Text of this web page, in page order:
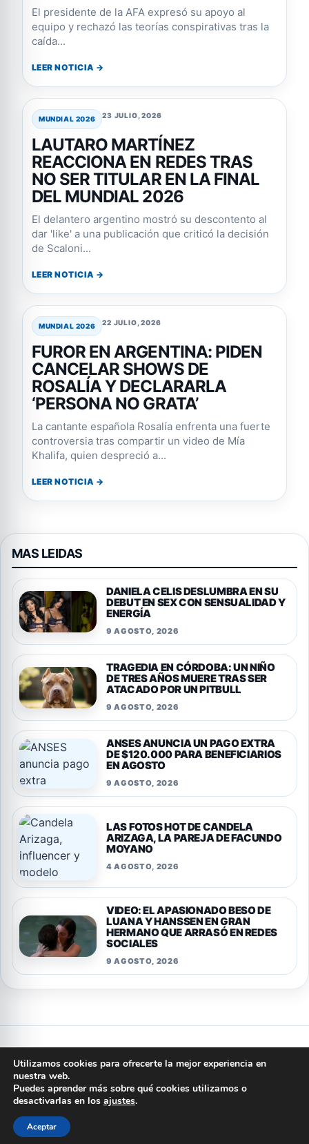
El presidente de la AFA expresó su apoyo al
equipo y rechazó las teorías conspirativas tras la
caída...
LEER NOTICIA →
MUNDIAL 2026 23 JULIO, 2026
LAUTARO MARTÍNEZ
REACCIONA EN REDES TRAS
NO SER TITULAR EN LA FINAL
DEL MUNDIAL 2026
El delantero argentino mostró su descontento al
dar 'like' a una publicación que criticó la decisión
de Scaloni...
LEER NOTICIA →
MUNDIAL 2026 22 JULIO, 2026
FUROR EN ARGENTINA: PIDEN
CANCELAR SHOWS DE
ROSALÍA Y DECLARARLA
‘PERSONA NO GRATA’
La cantante española Rosalía enfrenta una fuerte
controversia tras compartir un video de Mía
Khalifa, quien despreció a...
LEER NOTICIA →
MAS LEIDAS
DANIELA CELIS DESLUMBRA EN SU
DEBUT EN SEX CON SENSUALIDAD Y
ENERGÍA
9 AGOSTO, 2026
TRAGEDIA EN CÓRDOBA: UN NIÑO
DE TRES AÑOS MUERE TRAS SER
ATACADO POR UN PITBULL
9 AGOSTO, 2026
ANSES ANUNCIA UN PAGO EXTRA
DE $120.000 PARA BENEFICIARIOS
EN AGOSTO
9 AGOSTO, 2026
LAS FOTOS HOT DE CANDELA
ARIZAGA, LA PAREJA DE FACUNDO
MOYANO
4 AGOSTO, 2026
VIDEO: EL APASIONADO BESO DE
LUANA Y HANSSEN EN GRAN
HERMANO QUE ARRASÓ EN REDES
SOCIALES
9 AGOSTO, 2026
PrivacidadCookiesTerminos y condicionesAviso legal
Quienes somosPolitica editorialContacto
© 2026 ARGENTINA PORTAL
Utilizamos cookies para ofrecerte la mejor experiencia en
nuestra web.
Puedes aprender más sobre qué cookies utilizamos o
desactivarlas en los ajustes.
Aceptar